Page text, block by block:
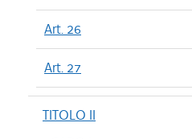
Art. 26
Art. 27
TITOLO II